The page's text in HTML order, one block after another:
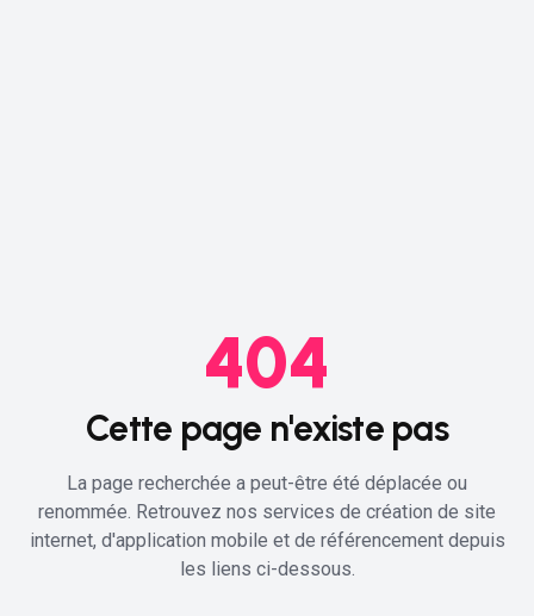
404
Cette page n'existe pas
La page recherchée a peut-être été déplacée ou
renommée. Retrouvez nos services de création de site
internet, d'application mobile et de référencement depuis
les liens ci-dessous.